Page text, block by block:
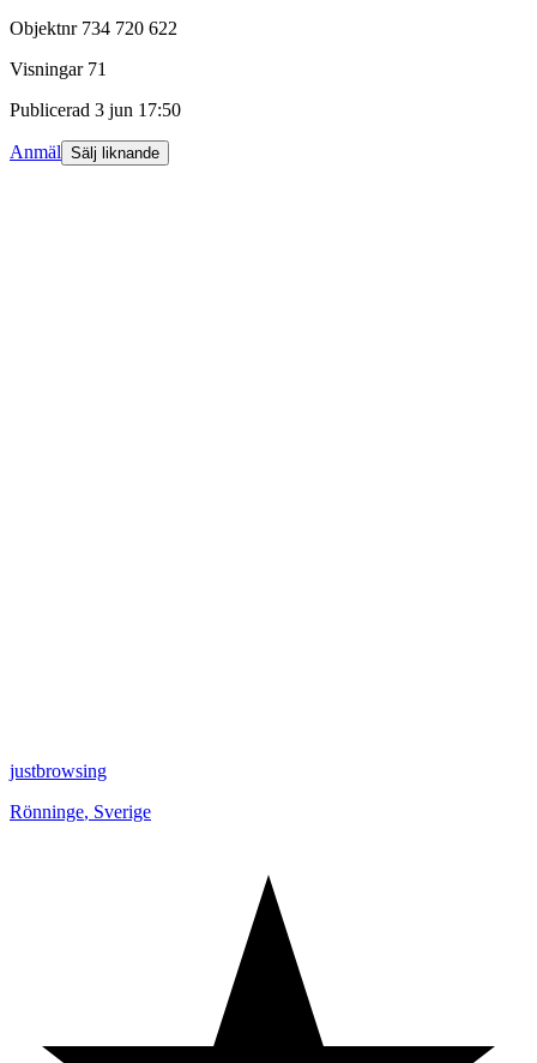
Objektnr 734 720 622
Visningar 71
Publicerad 3 jun 17:50
Anmäl Sälj liknande
justbrowsing
Rönninge, Sverige